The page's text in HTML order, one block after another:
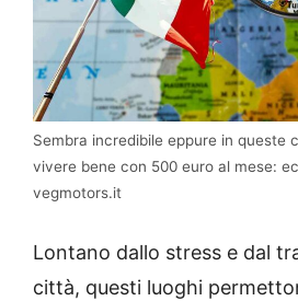
Sembra incredibile eppure in queste
vivere bene con 500 euro al mese:
vegmotors.it
Lontano dallo stress e dal
città, questi luoghi